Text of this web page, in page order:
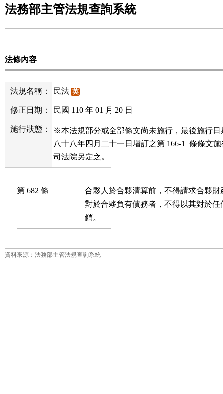
法務部主管法規查詢系統
法條內容
法規名稱： 民法 英
修正日期： 民國 110 年 01 月 20 日
施行狀態：
※本法規部分或全部條文尚未施行，最後施行日
八十八年四月二十一日增訂之第 166-1  條條文
司法院另定之。
第 682 條
合夥人於合夥清算前，不得請求合夥財
對於合夥負有債務者，不得以其對於
銷。
資料來源：法務部主管法規查詢系統